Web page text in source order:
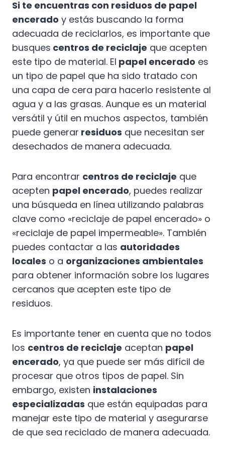
Si te encuentras con residuos de papel
encerado y estás buscando la forma
adecuada de reciclarlos, es importante que
busques centros de reciclaje que acepten
este tipo de material. El papel encerado es
un tipo de papel que ha sido tratado con
una capa de cera para hacerlo resistente al
agua y a las grasas. Aunque es un material
versátil y útil en muchos aspectos, también
puede generar residuos que necesitan ser
desechados de manera adecuada.
Para encontrar centros de reciclaje que
acepten papel encerado, puedes realizar
una búsqueda en línea utilizando palabras
clave como «reciclaje de papel encerado» o
«reciclaje de papel impermeable». También
puedes contactar a las autoridades
locales o a organizaciones ambientales
para obtener información sobre los lugares
cercanos que acepten este tipo de
residuos.
Es importante tener en cuenta que no todos
los centros de reciclaje aceptan papel
encerado, ya que puede ser más difícil de
procesar que otros tipos de papel. Sin
embargo, existen instalaciones
especializadas que están equipadas para
manejar este tipo de material y asegurarse
de que sea reciclado de manera adecuada.